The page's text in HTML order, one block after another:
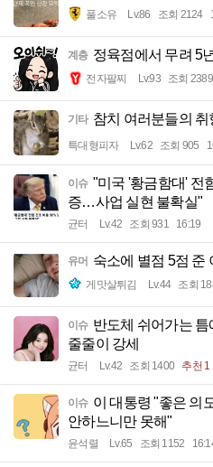
풀소유 Lv.86 조회 2124
계층 정육점에서 무려 5
전자팔찌 Lv.93 조회 2389
기타 참치 여러분들의 취
특대형피자 Lv.62 조회 905
이슈 "미국 '황금함대' 전
증…사업 실현 불확실"
균터 Lv.42 조회 931 16:19
유머 숙소에 별점 5점 준
게맛살튀김 Lv.44 조회
이슈 반도체 쉬어가는
줄줄이 강세
균터 Lv.42 조회 1400 추천 1
이슈 이 대통령 "좋은 의
안하느니만 못해"
윤석렬 Lv.65 조회 1152